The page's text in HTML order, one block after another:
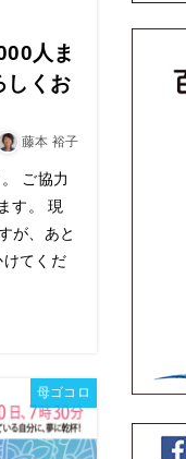
人ま
しくお
藤本 裕子
ご協力
す。 現
が、あと
てくだ
母ゴコロ